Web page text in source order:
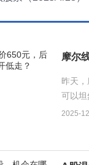
摩尔
昨天
可以
1000
2025-